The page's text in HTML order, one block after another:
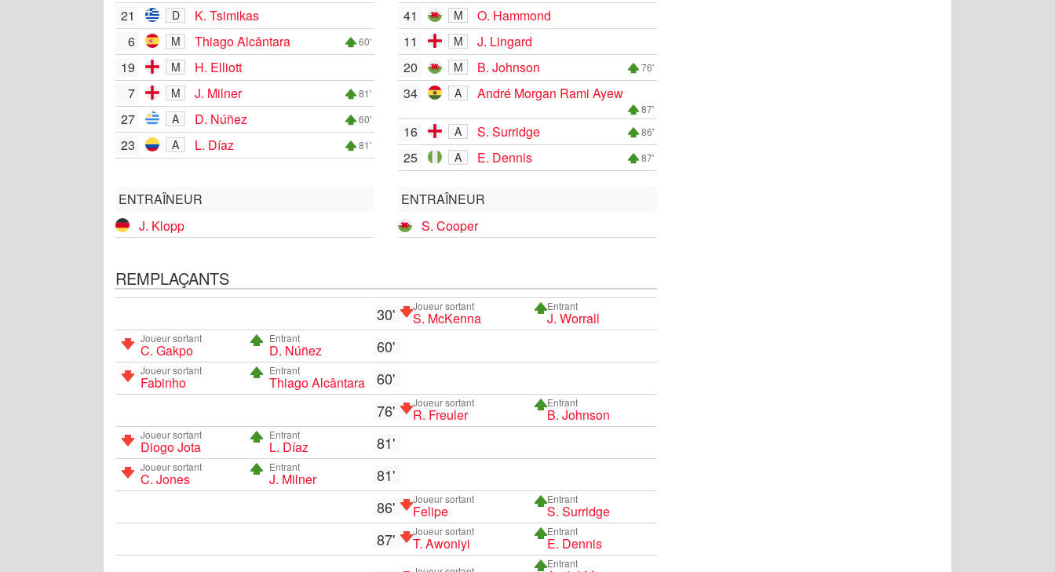
21
D
K. Tsimikas
6
M Thiago Alcântara 60'
19 M
H. Elliott
7
M J. Milner 81'
27 A D. Núñez 60'
23 A L. Díaz 81'
ENTRAÎNEUR
J. Klopp
41
M
O. Hammond
11
M
J. Lingard
20
M B. Johnson 76'
34 A André Morgan Rami Ayew
87'
16 A S. Surridge 86'
25 A E. Dennis 87'
ENTRAÎNEUR
S. Cooper
REMPLAÇANTS
30' Joueur sortant
S. McKenna
Entrant
J. Worrall
Joueur sortant
C. Gakpo
Entrant
D. Núñez 60'
Joueur sortant
Fabinho
Entrant
Thiago Alcântara
60'
76'
Joueur sortant
R. Freuler
Entrant
B. Johnson
Joueur sortant
Diogo Jota
Entrant
L. Díaz 81'
Joueur sortant
C. Jones
Entrant
J. Milner
81'
86'
Joueur sortant
Felipe
Entrant
S. Surridge
87' Joueur sortant
T. Awoniyi
Entrant
E. Dennis
Entrant